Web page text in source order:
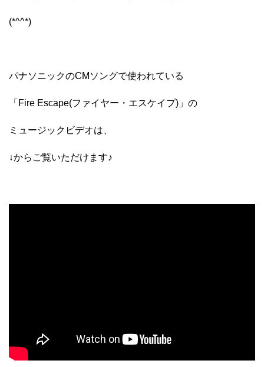
(*^^*)
パナソニックのCMソングで使われている
「Fire Escape(ファイヤー・エスケイプ)」の
ミュージックビデオは、
↓からご覧いただけます♪